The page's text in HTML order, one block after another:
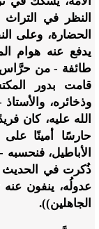
النظر في
الحضارة، وعلى
يدفع عنه هوام
طائفة - من حرَّاس
قامت بدور
وذخائره،
الله عليه، كان
حارسًا أمينًا
الأباطيل،
ذُكرت في
عدولُه، ينفون عنه
الجاهلين)).